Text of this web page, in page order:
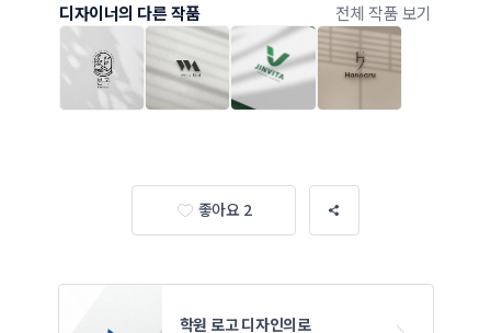
디자이너의 다른 작품 전체 작품 보기
좋아요 2
학원 로고 디자인의로